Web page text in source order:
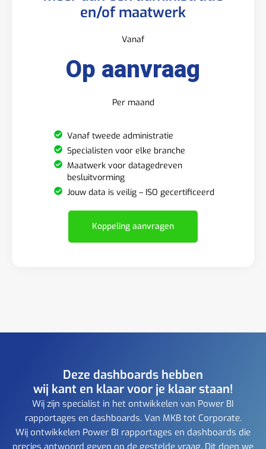
en/of maatwerk
Vanaf
Op aanvraag
Per maand
Vanaf tweede administratie
Specialisten voor elke branche
Maatwerk voor datagedreven
besluitvorming
Jouw data is veilig – ISO gecertificeerd
Koppeling aanvragen
Deze dashboards hebben
wij kant en klaar voor je klaar staan!
Wij zijn specialist in het ontwikkelen van Power BI
rapportages en dashboards. Van MKB tot Corporate.
Wij ontwikkelen Power BI rapportages en dashboards die